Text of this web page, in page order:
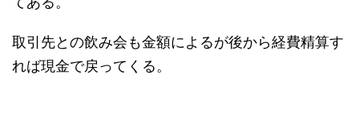
取引先との飲み会も金額によるが後から経費精算す
れば現金で戻ってくる。